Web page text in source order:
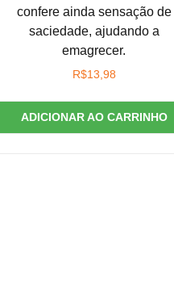
confere ainda sensação de
saciedade, ajudando a
emagrecer.
R$13,98
ADICIONAR AO CARRINHO